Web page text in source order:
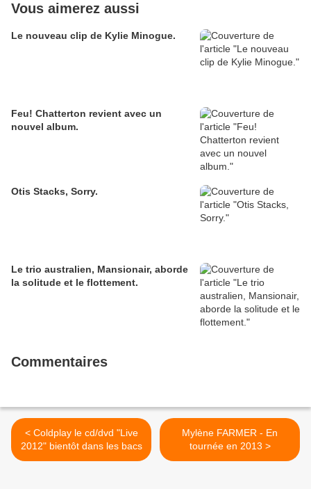
Vous aimerez aussi
Le nouveau clip de Kylie Minogue.
Feu! Chatterton revient avec un
nouvel album.
Otis Stacks, Sorry.
Le trio australien, Mansionair, aborde
la solitude et le flottement.
Commentaires
< Coldplay le cd/dvd "Live
2012" bientôt dans les bacs
Mylène FARMER - En
tournée en 2013 >